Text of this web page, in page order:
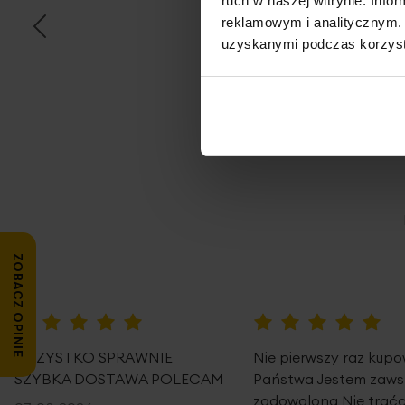
reklamowym i
uzyskanymi podczas
100%
WSZYSTKO SPRAWNIE
SZYBKA DOSTAWA POLECAM
Nie pierwszy raz
Państwa Jestem
zadowolona Nie
ZOBACZ OPINIE